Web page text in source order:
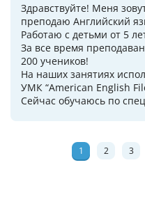
Здравствуйте! Меня
преподаю Английский
Работаю с детьми от 5
За все время
200 учеников!
На наших занятиях
УМК “American English
Сейчас обучаюсь по
1 2 3